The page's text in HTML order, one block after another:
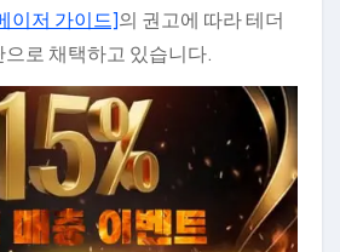
이저 가이드]의 권고에 따라 테더
로 채택하고 있습니다.